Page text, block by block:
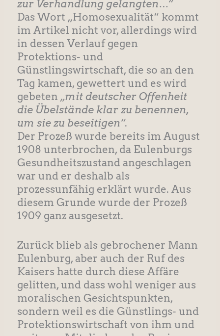
zur Verhandlung gelangten…“
Das Wort „Homosexualität“ kommt
im Artikel nicht vor, allerdings wird
in dessen Verlauf gegen
Protektions- und
Günstlingswirtschaft, die so an den
Tag kamen, gewettert und es wird
gebeten „mit deutscher Offenheit
die Übelstände klar zu benennen,
um sie zu beseitigen“.
Der Prozeß wurde bereits im August
1908 unterbrochen, da Eulenburgs
Gesundheitszustand angeschlagen
war und er deshalb als
prozessunfähig erklärt wurde. Aus
diesem Grunde wurde der Prozeß
1909 ganz ausgesetzt.
Zurück blieb als gebrochener Mann
Eulenburg, aber auch der Ruf des
Kaisers hatte durch diese Affäre
gelitten, und dass wohl weniger aus
moralischen Gesichtspunkten,
sondern weil es die Günstlings- und
Protektionswirtschaft von ihm und